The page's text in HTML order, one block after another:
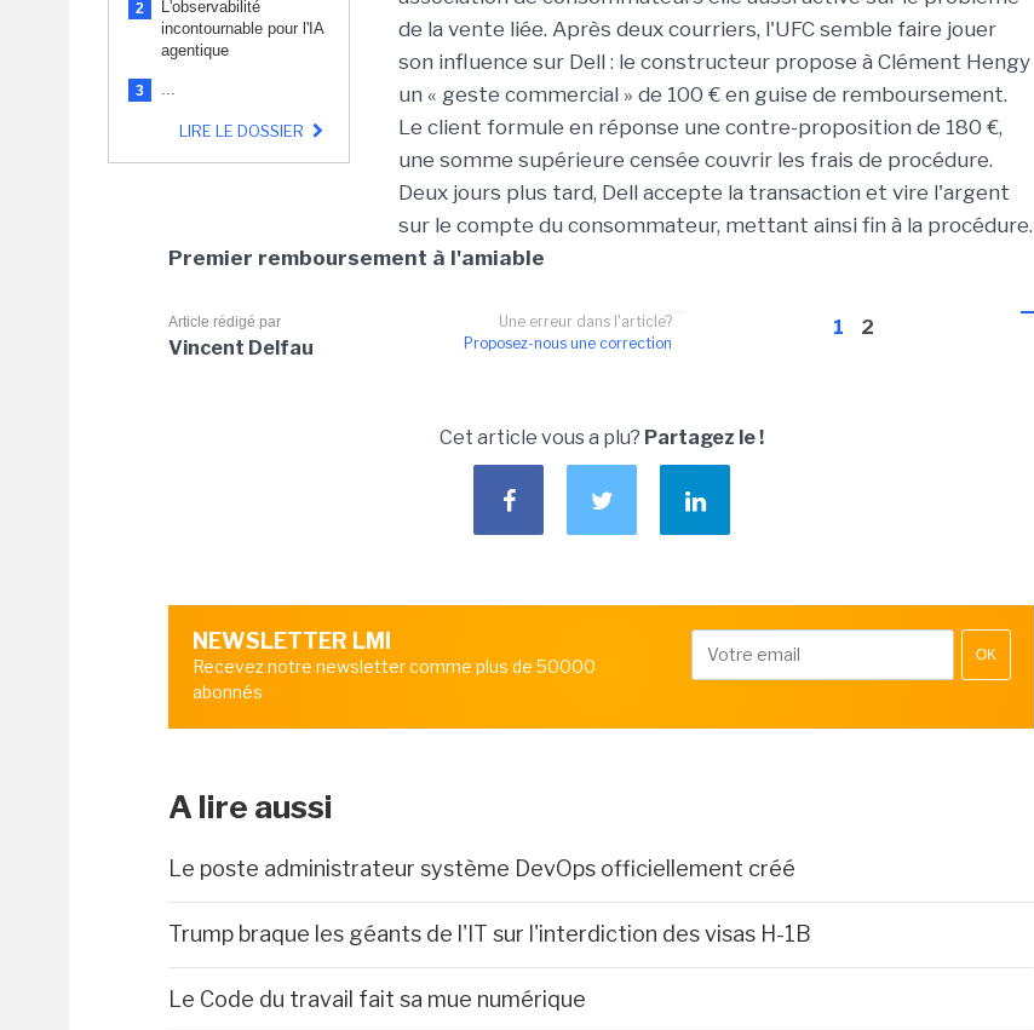
2
L'observabilité
incontournable pour l'IA
agentique
3 ...
LIRE LE DOSSIER
de la vente liée. Après deux courriers, l'UFC semble faire jouer
son influence sur Dell : le constructeur propose à Clément Hengy
un « geste commercial » de 100 € en guise de remboursement.
Le client formule en réponse une contre-proposition de 180 €,
une somme supérieure censée couvrir les frais de procédure.
Deux jours plus tard, Dell accepte la transaction et vire l'argent
sur le compte du consommateur, mettant ainsi fin à la procédure.
Premier remboursement à l'amiable
1 2
Une erreur dans l'article?
Proposez-nous une correction
Article rédigé par
Vincent Delfau
Cet article vous a plu? Partagez le !
NEWSLETTER LMI
Recevez notre newsletter comme plus de 50000
abonnés
OK
A lire aussi
Le poste administrateur système DevOps officiellement créé
Trump braque les géants de l'IT sur l'interdiction des visas H-1B
Le Code du travail fait sa mue numérique